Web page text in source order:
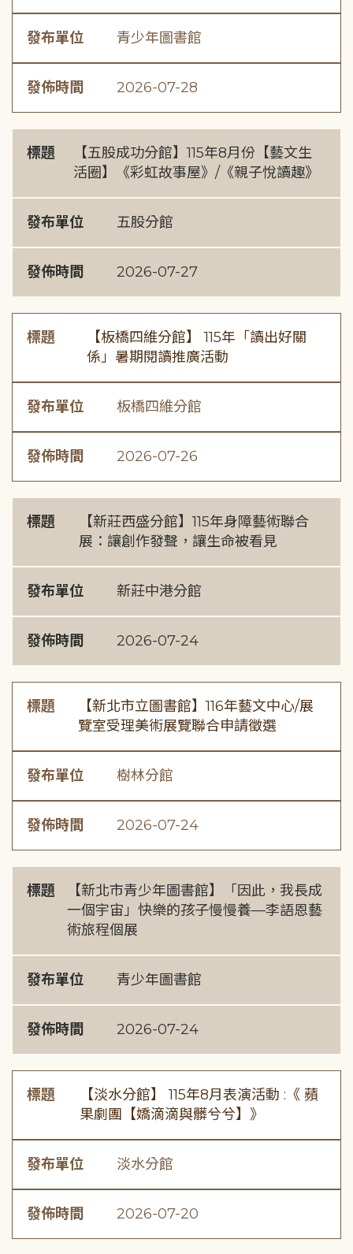
發布單位 青少年圖書館
發佈時間 2026-07-28
標題
【五股成功分館】115年8月份【藝文生
活圈】《彩虹故事屋》/《親子悅讀趣》
發布單位 五股分館
發佈時間 2026-07-27
標題
【板橋四維分館】 115年「讀出好關
係」暑期閱讀推廣活動
發布單位 板橋四維分館
發佈時間 2026-07-26
標題
【新莊西盛分館】115年身障藝術聯合
展：讓創作發聲，讓生命被看見
發布單位 新莊中港分館
發佈時間 2026-07-24
標題
【新北市立圖書館】116年藝文中心/展
覽室受理美術展覽聯合申請徵選
發布單位 樹林分館
發佈時間 2026-07-24
標題
【新北市青少年圖書館】「因此，我長成
一個宇宙」快樂的孩子慢慢養—李語恩藝
術旅程個展
發布單位 青少年圖書館
發佈時間 2026-07-24
標題
【淡水分館】 115年8月表演活動 :《 蘋
果劇團【嬌滴滴與髒兮兮】》
發布單位 淡水分館
發佈時間 2026-07-20